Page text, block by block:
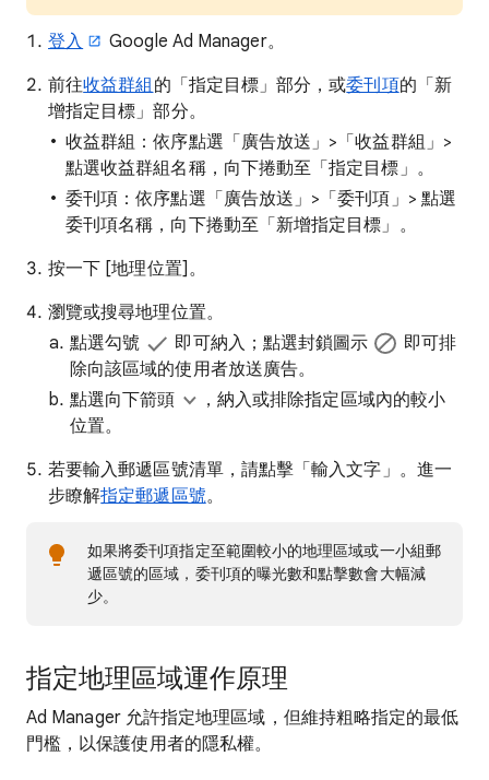
登入
Google Ad Manager。
前往收益群組的「指定目標」部分，或委刊項的「新
增指定目標」部分。
收益群組：依序點選「廣告放送」 >「收益群組」 >
點選收益群組名稱，向下捲動至「指定目標」。
委刊項：依序點選「廣告放送」 >「委刊項」 > 點選
委刊項名稱，向下捲動至「新增指定目標」。
按一下 [地理位置] 。
瀏覽或搜尋地理位置。
點選勾號
即可納入；點選封鎖圖示
即可排
除向該區域的使用者放送廣告。
點選向下箭頭
，納入或排除指定區域內的較小
位置。
若要輸入郵遞區號清單，請點擊「輸入文字」 。進一
步瞭解指定郵遞區號。
如果將委刊項指定至範圍較小的地理區域或一小組郵
遞區號的區域，委刊項的曝光數和點擊數會大幅減
少。
指定地理區域運作原理
Ad Manager 允許指定地理區域，但維持粗略指定的最低
門檻，以保護使用者的隱私權。